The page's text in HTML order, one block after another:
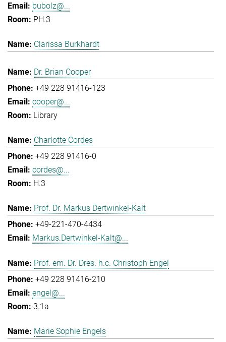
bubolz@...
PH.3
Clarissa Burkhardt
Dr. Brian Cooper
+49 228 91416-123
cooper@...
Library
Charlotte Cordes
+49 228 91416-0
cordes@...
H.3
Prof. Dr. Markus Dertwinkel-Kalt
+49-221-470-4434
Markus.Dertwinkel-Kalt@...
Prof. em. Dr. Dres. h.c. Christoph Engel
+49 228 91416-210
engel@...
3.1a
Marie Sophie Engels